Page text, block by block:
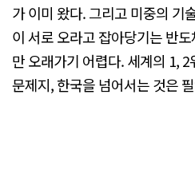
가 이미 왔다. 그리고 미중의 기
이 서로 오라고 잡아당기는 반
만 오래가기 어렵다. 세계의 1,
문제지, 한국을 넘어서는 것은